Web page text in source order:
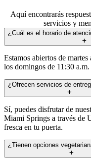
Aquí encontrarás
servicios y
¿Cuál es el horario de
Estamos abiertos de
los domingos de 11:30
¿Ofrecen servicios de
Sí, puedes disfrutar de
Miami Springs a través de
fresca en tu puerta.
¿Tienen opciones